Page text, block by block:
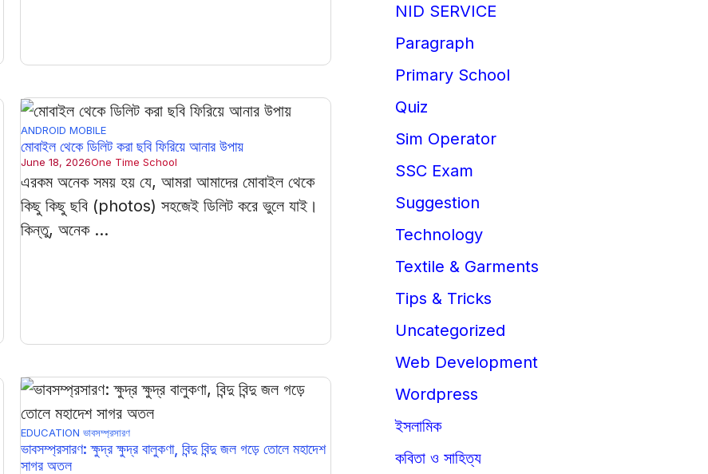
ANDROID MOBILE
মোবাইল থেকে ডিলিট করা ছবি ফিরিয়ে আনার উপায়
June 18, 2026One Time School
এরকম অনেক সময় হয় যে, আমরা আমাদের মোবাইল থেকে
কিছু কিছু ছবি (photos) সহজেই ডিলিট করে ভুলে যাই।
কিন্তু, অনেক ...
EDUCATION ভাবসম্প্রসারণ
ভাবসম্প্রসারণ: ক্ষুদ্র ক্ষুদ্র বালুকণা, বিন্দু বিন্দু জল গড়ে তোলে মহাদেশ
সাগর অতল
NID SERVICE
Paragraph
Primary School
Quiz
Sim Operator
SSC Exam
Suggestion
Technology
Textile & Garments
Tips & Tricks
Uncategorized
Web Development
Wordpress
ইসলামিক
কবিতা ও সাহিত্য